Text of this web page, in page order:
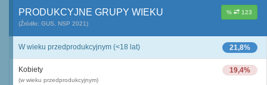
% 123
PRODUKCYJNE GRUPY WIEKU
(Źródło: GUS, NSP 2021)
21,8%
W wieku przedprodukcyjnym (<18 lat)
19,4%
Kobiety
(w wieku przedprodukcyjnym)